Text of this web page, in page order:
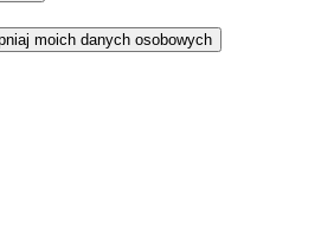
moich danych osobowych